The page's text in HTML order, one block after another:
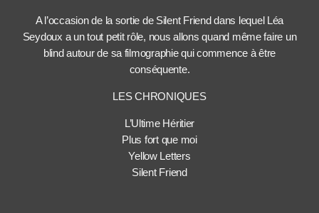
A l’occasion de la sortie de Silent Friend dans lequel Léa
Seydoux a un tout petit rôle, nous allons quand même faire un
blind autour de sa filmographie qui commence à être
conséquente.
LES CHRONIQUES
L’Ultime Héritier
Plus fort que moi
Yellow Letters
Silent Friend